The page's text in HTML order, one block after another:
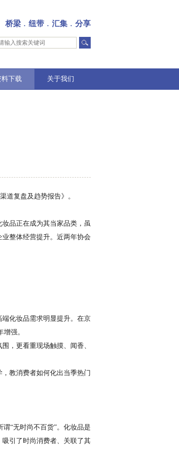
桥梁﹒纽带﹒汇集﹒分享
料下载 关于我们
道复盘及趋势报告》。
品正在成为其当家品类，虽
整体经营提升。近两年协会
化妆品需求明显提升。在京
强。
，更看重现场触摸、闻香、
教消费者如何化出当季热门
“无时尚不百货”。化妆品是
引了时尚消费者、关联了其